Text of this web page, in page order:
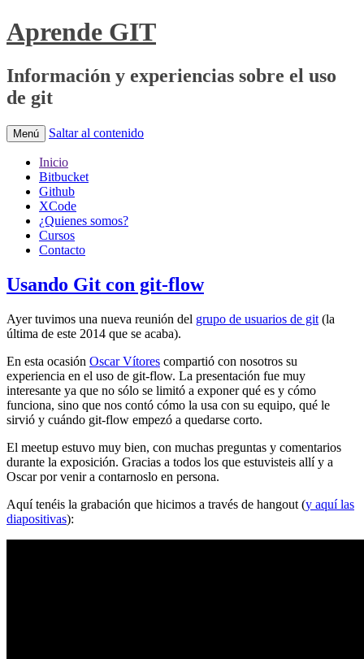
Aprende GIT
Información y experiencias sobre el uso
de git
Menú Saltar al contenido
Inicio
Bitbucket
Github
XCode
¿Quienes somos?
Cursos
Contacto
Usando Git con git-flow
Ayer tuvimos una nueva reunión del grupo de usuarios de git (la
última de este 2014 que se acaba).
En esta ocasión Oscar Vítores compartió con nosotros su
experiencia en el uso de git-flow. La presentación fue muy
interesante ya que no sólo se limitó a exponer qué es y cómo
funciona, sino que nos contó cómo la usa con su equipo, qué le
sirvió y cuándo git-flow empezó a quedarse corto.
El meetup estuvo muy bien, con muchas preguntas y comentarios
durante la exposición. Gracias a todos los que estuvisteis allí y a
Oscar por venir a contarnoslo en persona.
Aquí tenéis la grabación que hicimos a través de hangout (y aquí las
diapositivas):